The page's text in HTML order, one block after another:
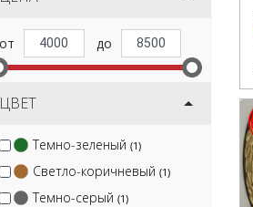
ЦВЕТ
Темно-зеленый (1)
Светло-коричневый (1)
Темно-серый (1)